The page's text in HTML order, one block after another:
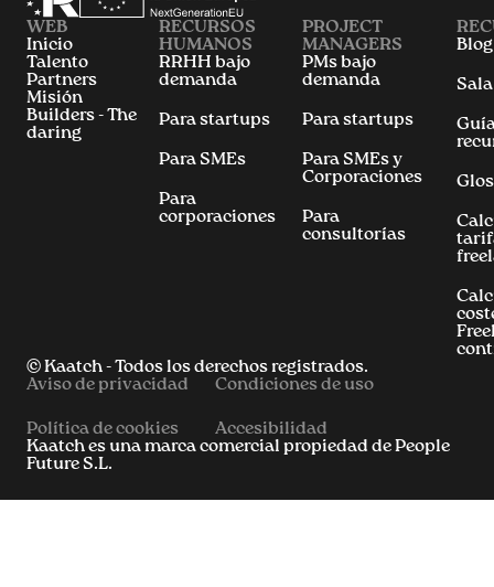
WEB
Inicio
Talento
Partners
Misión
Builders - The
daring
RECURSOS
HUMANOS
RRHH bajo
demanda
Para startups
Para SMEs
Para
corporaciones
PROJECT
MANAGERS
PMs bajo
demanda
Para startups
Para SMEs y
Corporaciones
Para
consultorías
Blog
© Kaatch - Todos los derechos registrados.
Aviso de privacidad
Condiciones de uso
Política de cookies
Accesibilidad
Kaatch es una marca comercial propiedad de People
Future S.L.